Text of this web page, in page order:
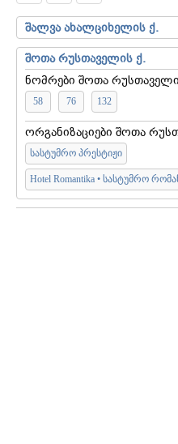
შალვა ახალციხელის ქ.
შოთა რუსთაველის ქ.
ნომრები შოთა
58 76 132
ორგანიზაციები შოთა
სასტუმრო პრესტიჟი
Hotel Romantika • სასტუმრო